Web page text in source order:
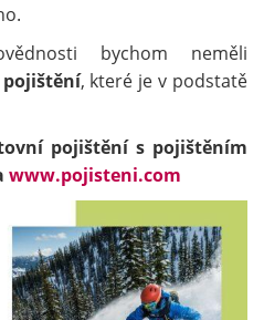
bychom neměli
, které je v podstatě
pojištění s pojištěním
www.pojisteni.com